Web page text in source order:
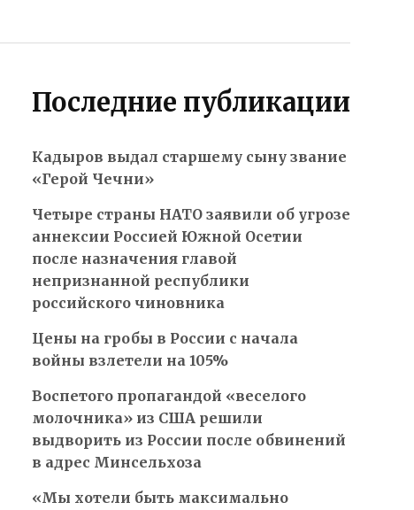
Последние публикации
Кадыров выдал старшему сыну звание
«Герой Чечни»
Четыре страны НАТО заявили об угрозе
аннексии Россией Южной Осетии
после назначения главой
непризнанной республики
российского чиновника
Цены на гробы в России с начала
войны взлетели на 105%
Воспетого пропагандой «веселого
молочника» из США решили
выдворить из России после обвинений
в адрес Минсельхоза
«Мы хотели быть максимально